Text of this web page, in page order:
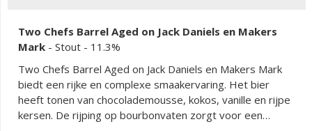
Two Chefs Barrel Aged on Jack Daniels en Makers
Mark - Stout - 11.3%
Two Chefs Barrel Aged on Jack Daniels en Makers Mark
biedt een rijke en complexe smaakervaring. Het bier
heeft tonen van chocolademousse, kokos, vanille en rijpe
kersen. De rijping op bourbonvaten zorgt voor een